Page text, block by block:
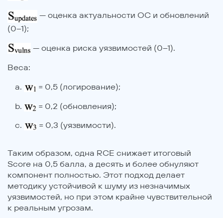
— оценка актуальности ОС и обновлений
(0–1);
— оценка риска уязвимостей (0–1).
Веса:
= 0,5 (логирование);
= 0,2 (обновления);
= 0,3 (уязвимости).
Таким образом, одна RCE снижает итоговый
Score на 0,5 балла, а десять и более обнуляют
компонент полностью. Этот подход делает
методику устойчивой к шуму из незначимых
уязвимостей, но при этом крайне чувствительной
к реальным угрозам.